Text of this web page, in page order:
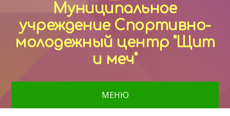
Муниципальное
учреждение Спортивно-
молодежный центр "Щит
и меч"
МЕНЮ